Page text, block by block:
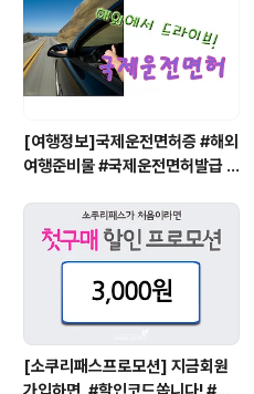
[여행정보]국제운전면허증 #해외
여행준비물 #국제운전면허발급 #
[소쿠리패스프로모션] 지금회원